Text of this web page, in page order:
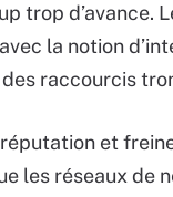
trop d’avance.
la notion
raccourcis
et
les réseaux de